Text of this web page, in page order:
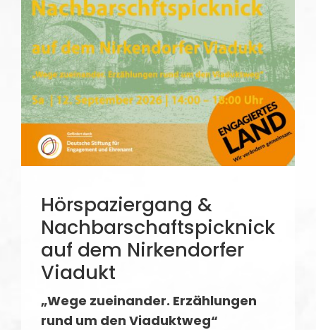
Hörspaziergang &
Nachbar­schafts­picknick
auf dem Nirkendorfer
Viadukt
„Wege zueinander. Erzählungen
rund um den Viaduktweg“